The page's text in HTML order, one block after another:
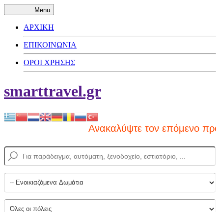
Menu
ΑΡΧΙΚΗ
ΕΠΙΚΟΙΝΩΝΙΑ
ΟΡΟΙ ΧΡΗΣΗΣ
smarttravel.gr
Ανακαλύψτε τον επόμενο προορισμό